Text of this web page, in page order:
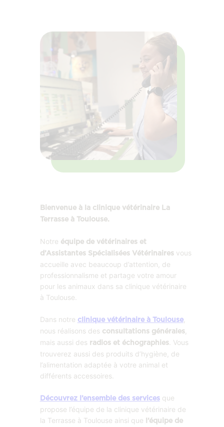
Bienvenue à la clinique vétérinaire La
Terrasse à Toulouse.
Notre équipe de vétérinaires et
d’Assistantes Spécialisées Vétérinaires vous
accueille avec beaucoup d’attention, de
professionnalisme et partage votre amour
pour les animaux dans sa clinique vétérinaire
à Toulouse.
Dans notre clinique vétérinaire à Toulouse,
nous réalisons des consultations générales,
mais aussi des radios et échographies. Vous
trouverez aussi des produits d’hygiène, de
l’alimentation adaptée à votre animal et
différents accessoires.
Découvrez l’ensemble des servicesque
propose l’équipe de la clinique vétérinaire de
la Terrasse à Toulouse ainsi que
l’équipe de